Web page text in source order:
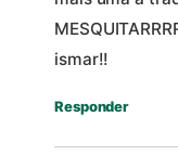
ismar!!
Responder